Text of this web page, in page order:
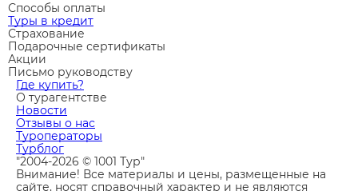
Способы оплаты
Туры в кредит
Страхование
Подарочные сертификаты
Акции
Письмо руководству
Где купить?
О турагентстве
Новости
Отзывы о нас
Туроператоры
Турблог
"2004-2026 © 1001 Тур"
Внимание! Все материалы и цены, размещенные на
сайте, носят справочный характер и не являются